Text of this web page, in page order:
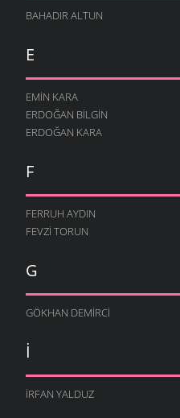
BAHADIR ALTUN
E
EMIN KARA
ERDOĞAN BILGIN
ERDOĞAN KARA
F
FERRUH AYDIN
FEVZI TORUN
G
GÖKHAN DEMIRCI
I
İRFAN YALDUZ